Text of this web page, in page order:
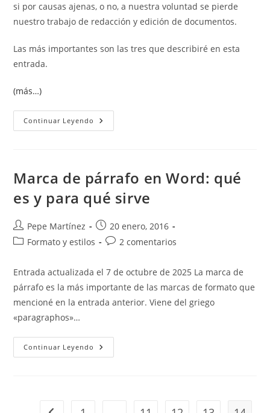
si por causas ajenas, o no, a nuestra voluntad se pierde
nuestro trabajo de redacción y edición de documentos.
Las más importantes son las tres que describiré en esta
entrada.
(más…)
Continuar Leyendo Cómo
Recuperar
Guardados
En
Marca de párrafo en Word: qué
es y para qué sirve
Autor
de
Pepe Martínez
Publicación
de
20 enero, 2016
Categoría
la
entrada:
Formato y estilos
Comentarios
la
entrada:
2 comentarios
Entrada actualizada el 7 de octubre de 2025 La marca de
párrafo es la más importante de las marcas de formato que
mencioné en la entrada anterior. Viene del griego
«paragraphos»…
Continuar Leyendo Marca
De